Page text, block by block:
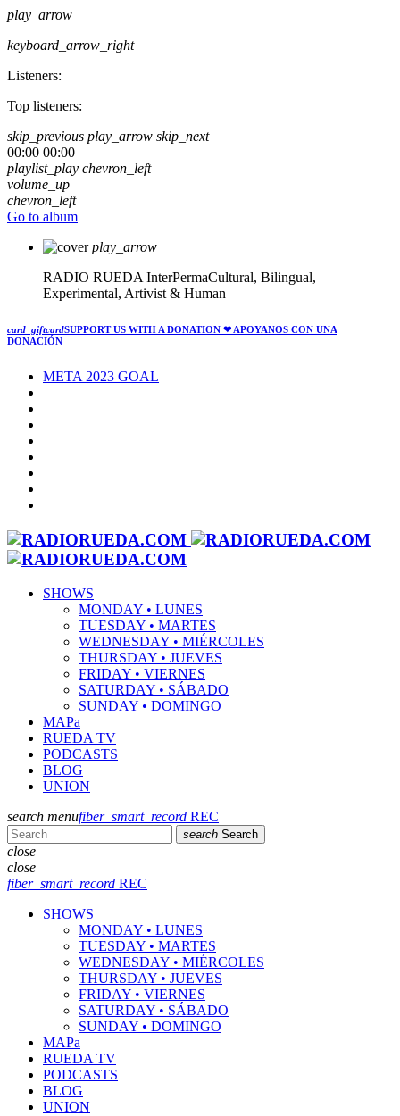
play_arrow
keyboard_arrow_right
Listeners:
Top listeners:
skip_previous play_arrow skip_next
00:00 00:00
playlist_play chevron_left
volume_up
chevron_left
Go to album
play_arrow
RADIO RUEDA InterPermaCultural, Bilingual,
Experimental, Artivist & Human
card_giftcardSUPPORT US WITH A DONATION ❤ APOYANOS CON UNA
DONACIÓN
META 2023 GOAL
SHOWS
MONDAY • LUNES
TUESDAY • MARTES
WEDNESDAY • MIÉRCOLES
THURSDAY • JUEVES
FRIDAY • VIERNES
SATURDAY • SÁBADO
SUNDAY • DOMINGO
MAPa
RUEDA TV
PODCASTS
BLOG
UNION
search menufiber_smart_record REC
search Search
close
close
fiber_smart_record REC
SHOWS
MONDAY • LUNES
TUESDAY • MARTES
WEDNESDAY • MIÉRCOLES
THURSDAY • JUEVES
FRIDAY • VIERNES
SATURDAY • SÁBADO
SUNDAY • DOMINGO
MAPa
RUEDA TV
PODCASTS
BLOG
UNION